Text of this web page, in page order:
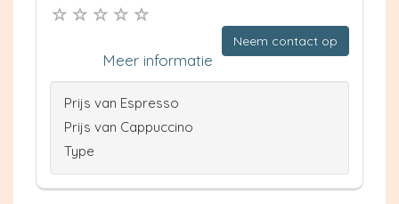
Neem contact op
Meer informatie
Prijs van Espresso
Prijs van Cappuccino
Type